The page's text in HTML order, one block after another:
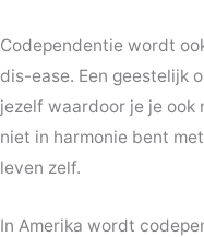
Codependentie wordt
dis-ease. Een geestelijk
jezelf waardoor je je ook
niet in harmonie bent
leven zelf.
In Amerika wordt